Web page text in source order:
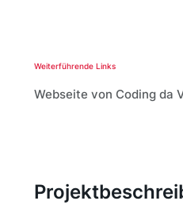
Weiterführende Links
Webseite von Coding da